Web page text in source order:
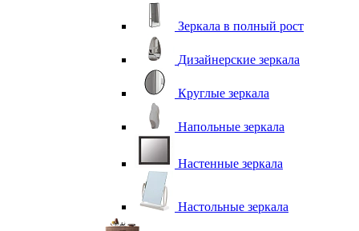
Зеркала в полный рост
Дизайнерские зеркала
Круглые зеркала
Напольные зеркала
Настенные зеркала
Настольные зеркала